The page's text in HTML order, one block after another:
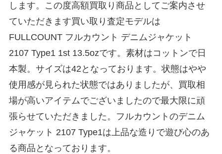
します。この度高額買取り商品としてご案内させ
ていただきます買い取り査定モデルは
FULLCOUNT フルカウント デニムジャケット
2107 Type1 1st 13.5ozです。素材はコットンで日
本製。サイズは42となっております。状態はやや
使用感が見られた状態ではありましたが、買取相
場が高いアイテムでございましたので最大限に頑
張らせていただきました。フルカウントのデニム
ジャケット 2107 Type1は上品な造りで遊び心のあ
る商品となっております。